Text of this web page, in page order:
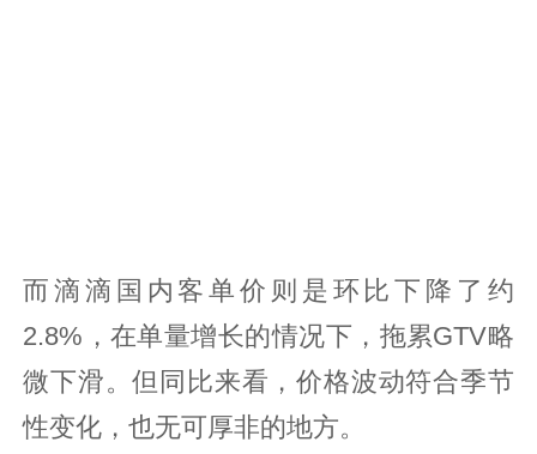
而滴滴国内客单价则是环比下降了约
2.8%，在单量增长的情况下，拖累GTV略
微下滑。但同比来看，价格波动符合季节
性变化，也无可厚非的地方。